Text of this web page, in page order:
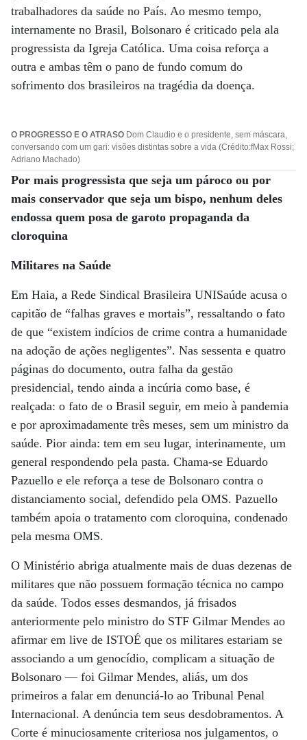
trabalhadores da saúde no País. Ao mesmo tempo,
internamente no Brasil, Bolsonaro é criticado pela ala
progressista da Igreja Católica. Uma coisa reforça a
outra e ambas têm o pano de fundo comum do
sofrimento dos brasileiros na tragédia da doença.
O PROGRESSO E O ATRASO Dom Claudio e o presidente, sem máscara,
conversando com um gari: visões distintas sobre a vida (Crédito:fMax Rossi;
Adriano Machado)
Por mais progressista que seja um pároco ou por
mais conservador que seja um bispo, nenhum deles
endossa quem posa de garoto propaganda da
cloroquina
Militares na Saúde
Em Haia, a Rede Sindical Brasileira UNISaúde acusa o
capitão de “falhas graves e mortais”, ressaltando o fato
de que “existem indícios de crime contra a humanidade
na adoção de ações negligentes”. Nas sessenta e quatro
páginas do documento, outra falha da gestão
presidencial, tendo ainda a incúria como base, é
realçada: o fato de o Brasil seguir, em meio à pandemia
e por aproximadamente três meses, sem um ministro da
saúde. Pior ainda: tem em seu lugar, interinamente, um
general respondendo pela pasta. Chama-se Eduardo
Pazuello e ele reforça a tese de Bolsonaro contra o
distanciamento social, defendido pela OMS. Pazuello
também apoia o tratamento com cloroquina, condenado
pela mesma OMS.
O Ministério abriga atualmente mais de duas dezenas de
militares que não possuem formação técnica no campo
da saúde. Todos esses desmandos, já frisados
anteriormente pelo ministro do STF Gilmar Mendes ao
afirmar em live de ISTOÉ que os militares estariam se
associando a um genocídio, complicam a situação de
Bolsonaro ­— foi Gilmar Mendes, aliás, um dos
primeiros a falar em denunciá-lo ao Tribunal Penal
Internacional. A denúncia tem seus desdobramentos. A
Corte é minuciosamente criteriosa nos julgamentos, o